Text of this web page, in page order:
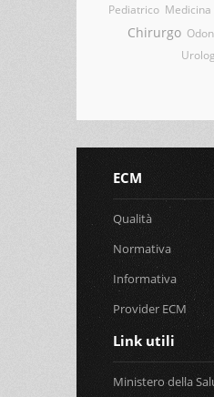
Pediatrico
Chirurgo
ECM
Qualità
Normativa
Informativa
Provider ECM
Link utili
Ministero della